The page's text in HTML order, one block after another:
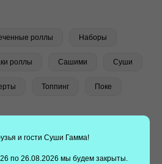
и гости Суши Гамма!
по 26.08.2026 мы будем закрыты.
роллы Наборы
роллы Сашими Суши
Топпинг Поке
кликов.